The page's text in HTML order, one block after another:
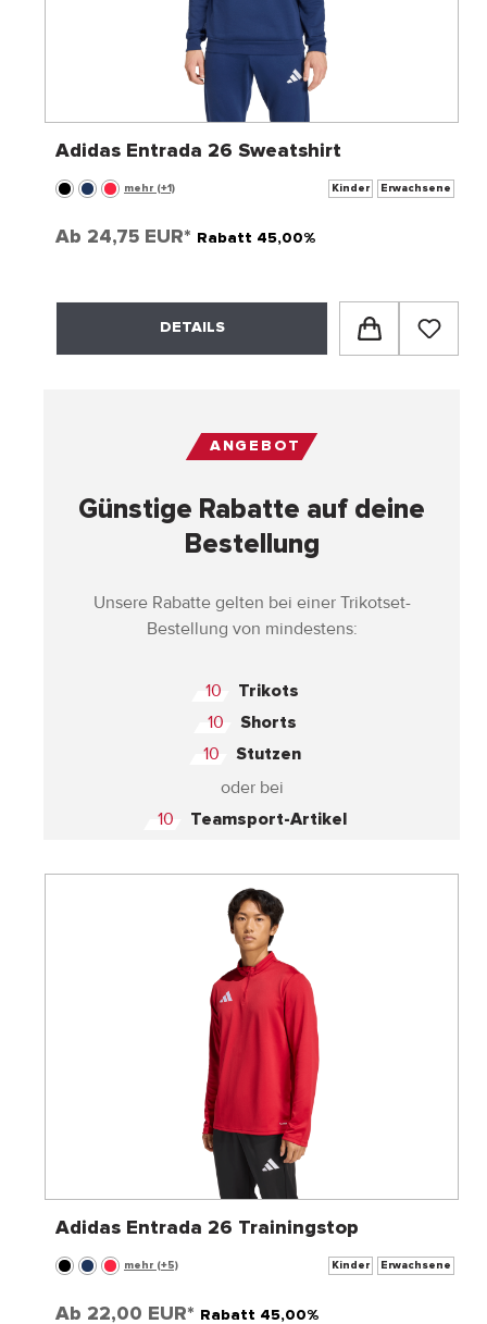
Adidas Entrada 26 Sweatshirt
mehr (+1) Kinder Erwachsene
Ab 24,75 EUR* Rabatt 45,00%
DETAILS
ANGEBOT
Günstige Rabatte auf deine
Bestellung
Unsere Rabatte gelten bei einer Trikotset-
Bestellung von mindestens:
10 Trikots
10 Shorts
10 Stutzen
oder bei
10
Teamsport-Artikel
Adidas Entrada 26 Trainingstop
mehr (+5) Kinder Erwachsene
Ab 22,00 EUR* Rabatt 45,00%